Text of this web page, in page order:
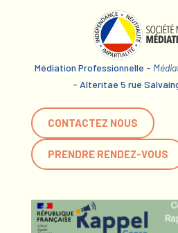
Médiation Professionnelle -
- Alteritae 5 rue
CONTACTEZ NOUS
PRENDRE RENDEZ-VOUS